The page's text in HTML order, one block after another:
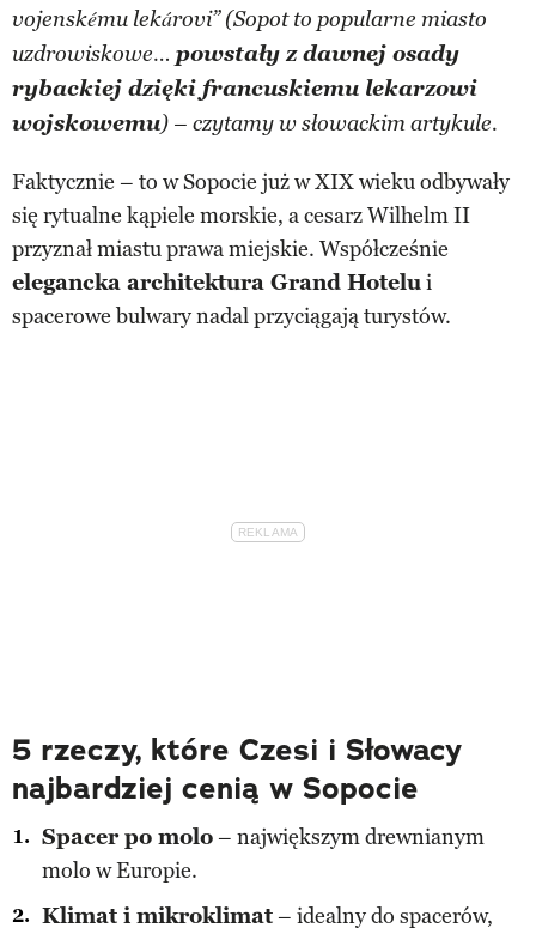
vojenskému lekárovi”(Sopot to popularne miasto
uzdrowiskowe… powstały z dawnej osady
rybackiej dzięki francuskiemu lekarzowi
wojskowemu) – czytamy w słowackim artykule.
Faktycznie – to w Sopocie już w XIX wieku odbywały
się rytualne kąpiele morskie, a cesarz Wilhelm II
przyznał miastu prawa miejskie. Współcześnie
elegancka architektura Grand Hotelui
spacerowe bulwary nadal przyciągają turystów.
5 rzeczy, które Czesi i Słowacy
najbardziej cenią w Sopocie
Spacer po molo– największym drewnianym
molo w Europie.
Klimat i mikroklimat– idealny do spacerów,